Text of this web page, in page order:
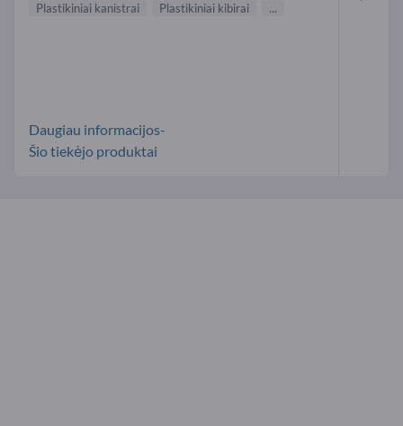
Plastikiniai kanistrai
Plastikiniai kibirai ...
Daugiau informacijos-
Šio tiekėjo produktai